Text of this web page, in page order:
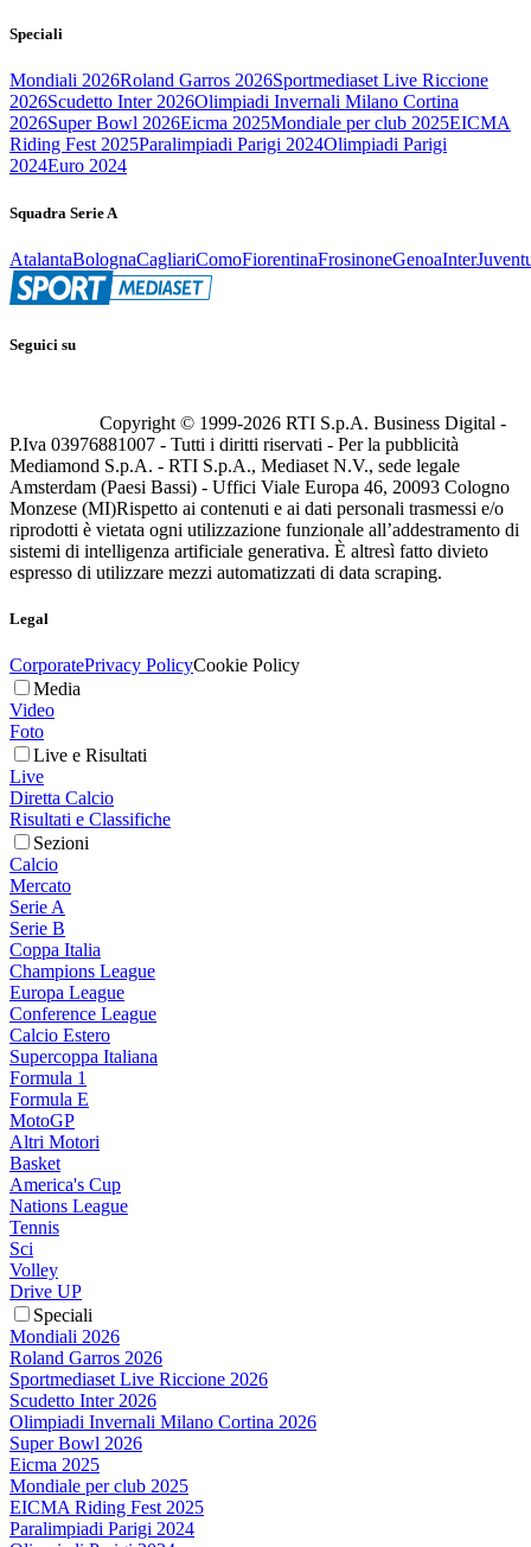
Speciali
Mondiali 2026Roland Garros 2026Sportmediaset Live Riccione
2026Scudetto Inter 2026Olimpiadi Invernali Milano Cortina
2026Super Bowl 2026Eicma 2025Mondiale per club 2025EICMA
Riding Fest 2025Paralimpiadi Parigi 2024Olimpiadi Parigi
2024Euro 2024
Squadra Serie A
AtalantaBolognaCagliariComoFiorentinaFrosinoneGenoaInter
Seguici su
Copyright © 1999-2026 RTI S.p.A. Business Digital -
P.Iva 03976881007 - Tutti i diritti riservati - Per la pubblicità
Mediamond S.p.A. - RTI S.p.A., Mediaset N.V., sede legale
Amsterdam (Paesi Bassi) - Uffici Viale Europa 46, 20093 Cologno
Monzese (MI)Rispetto ai contenuti e ai dati personali trasmessi e/o
riprodotti è vietata ogni utilizzazione funzionale all’addestramento di
sistemi di intelligenza artificiale generativa. È altresì fatto divieto
espresso di utilizzare mezzi automatizzati di data scraping.
Legal
CorporatePrivacy PolicyCookie Policy
Media
Video
Foto
Live e Risultati
Live
Diretta Calcio
Risultati e Classifiche
Sezioni
Calcio
Mercato
Serie A
Serie B
Coppa Italia
Champions League
Europa League
Conference League
Calcio Estero
Supercoppa Italiana
Formula 1
Formula E
MotoGP
Altri Motori
Basket
America's Cup
Nations League
Tennis
Sci
Volley
Drive UP
Speciali
Mondiali 2026
Roland Garros 2026
Sportmediaset Live Riccione 2026
Scudetto Inter 2026
Olimpiadi Invernali Milano Cortina 2026
Super Bowl 2026
Eicma 2025
Mondiale per club 2025
EICMA Riding Fest 2025
Paralimpiadi Parigi 2024